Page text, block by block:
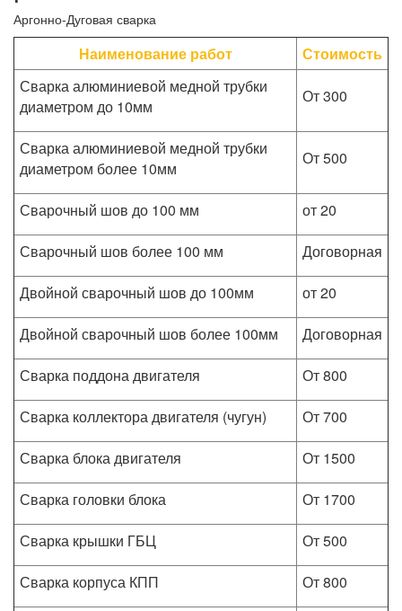
Аргонно-Дуговая сварка
Наименование работ
Стоимость
Сварка алюминиевой медной трубки
диаметром до 10мм
От 300
Сварка алюминиевой медной трубки
диаметром более 10мм
От 500
Сварочный шов до 100 мм
от 20
Сварочный шов более 100 мм
Договорная
Двойной сварочный шов до 100мм
от 20
Двойной сварочный шов более 100мм
Договорная
Сварка поддона двигателя
От 800
Сварка коллектора двигателя (чугун)
От 700
Сварка блока двигателя
От 1500
Сварка головки блока
От 1700
Сварка крышки ГБЦ
От 500
Сварка корпуса КПП
От 800